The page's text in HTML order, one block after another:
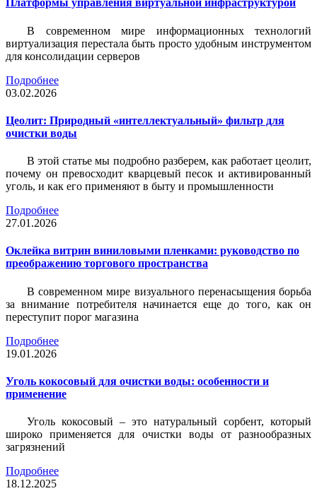
Платформы управления виртуальной инфраструктурой
В современном мире информационных технологий
виртуализация перестала быть просто удобным инструментом
для консолидации серверов
Подробнее
03.02.2026
Цеолит: Природный «интеллектуальный» фильтр для
очистки воды
В этой статье мы подробно разберем, как работает цеолит,
почему он превосходит кварцевый песок и активированный
уголь, и как его применяют в быту и промышленности
Подробнее
27.01.2026
Оклейка витрин виниловыми пленками: руководство по
преображению торгового пространства
В современном мире визуального перенасыщения борьба
за внимание потребителя начинается еще до того, как он
переступит порог магазина
Подробнее
19.01.2026
Уголь кокосовый для очистки воды: особенности и
применение
Уголь кокосовый – это натуральный сорбент, который
широко применяется для очистки воды от разнообразных
загрязнений
Подробнее
18.12.2025